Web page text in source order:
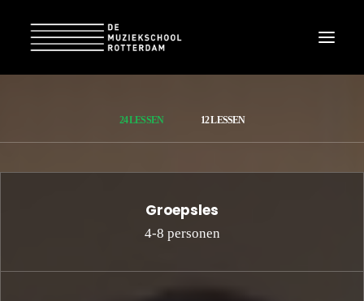
24 LESSEN 12 LESSEN
Groepsles
4-8 personen